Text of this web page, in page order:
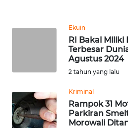
Ekuin
RI Bakal Miliki
Terbesar
Agustus 2024
2 tahun yang lalu
Kriminal
Rampok 31
Parkiran
Morowali
WN
WN
JOGJA